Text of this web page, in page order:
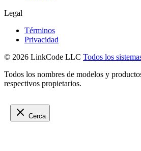
Legal
Términos
Privacidad
© 2026 LinkCode LLC Todos los
Todos los nombres de modelos y
respectivos propietarios.
Cerca